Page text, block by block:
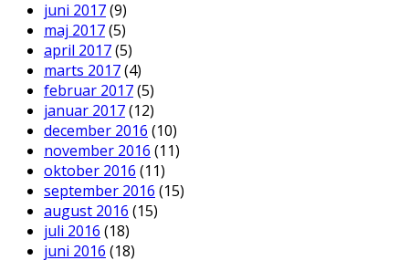
juni 2017(9)
maj 2017(5)
april 2017(5)
marts 2017(4)
februar 2017(5)
januar 2017(12)
december 2016 (10)
november 2016 (11)
oktober 2016 (11)
september 2016 (15)
august 2016 (15)
juli 2016 (18)
juni 2016 (18)